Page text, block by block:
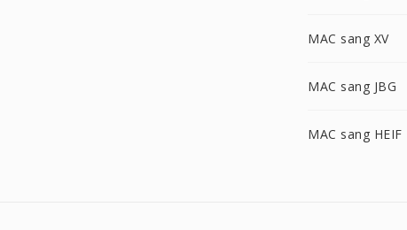
MAC sang XV
MAC sang JBG
MAC sang HEIF